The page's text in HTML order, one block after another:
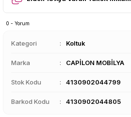
0 - Yorum
Kategori Koltuk
Marka CAPİLON MOBİLYA
Stok Kodu 4130902044799
Barkod Kodu 4130902044805